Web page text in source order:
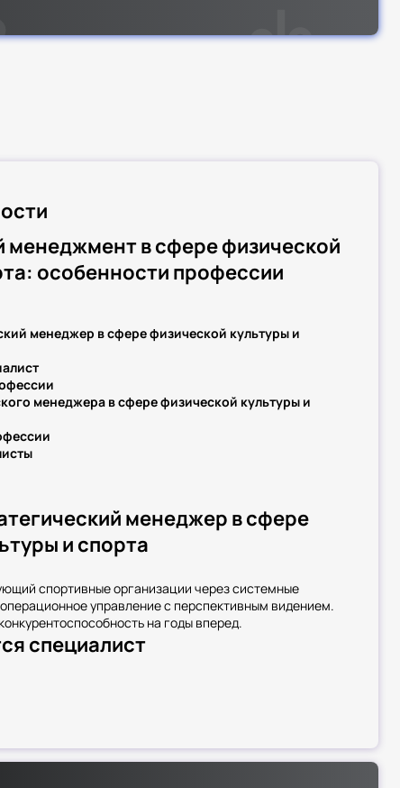
менеджмент в сфере физической
особенности профессии
менеджер в сфере физической культуры и
менеджера в сфере физической культуры и
менеджер в сфере
и спорта
спортивные организации через системные
управление с перспективным видением.
на годы вперед.
специалист